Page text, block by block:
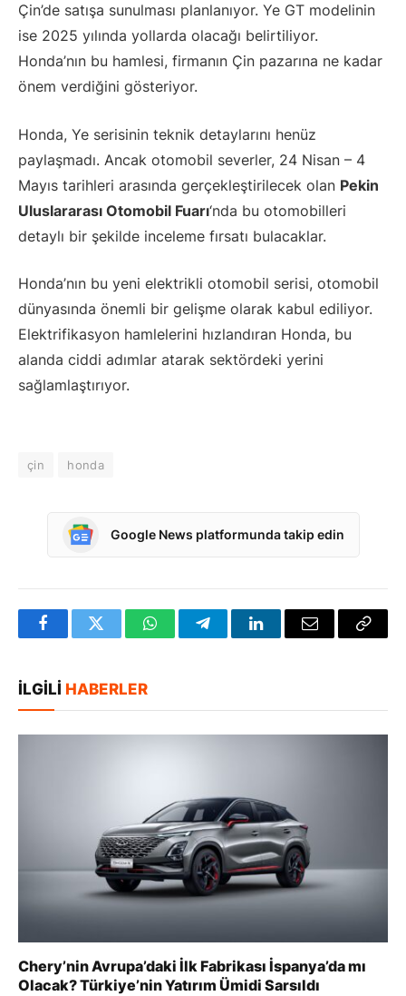
Çin’de satışa sunulması planlanıyor. Ye GT modelinin
ise 2025 yılında yollarda olacağı belirtiliyor.
Honda’nın bu hamlesi, firmanın Çin pazarına ne kadar
önem verdiğini gösteriyor.
Honda, Ye serisinin teknik detaylarını henüz
paylaşmadı. Ancak otomobil severler, 24 Nisan – 4
Mayıs tarihleri arasında gerçekleştirilecek olan Pekin
Uluslararası Otomobil Fuarı‘nda bu otomobilleri
detaylı bir şekilde inceleme fırsatı bulacaklar.
Honda’nın bu yeni elektrikli otomobil serisi, otomobil
dünyasında önemli bir gelişme olarak kabul ediliyor.
Elektrifikasyon hamlelerini hızlandıran Honda, bu
alanda ciddi adımlar atarak sektördeki yerini
sağlamlaştırıyor.
çin honda
Google News platformunda takip edin
FacebookTwitter WhatsAppTelegramLinkedInE-
İLGILI HABERLER
Chery’nin Avrupa’daki İlk Fabrikası İspanya’da mı
Olacak? Türkiye’nin Yatırım Ümidi Sarsıldı